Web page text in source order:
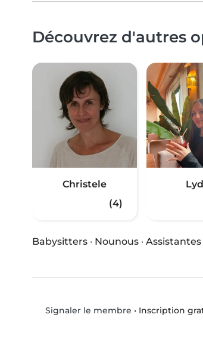
Découvrez d'autres
Christele
(4)
Babysitters · Nounous ·
Signaler le membre • Inscription